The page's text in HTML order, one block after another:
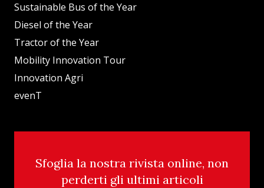
Sustainable Bus of the Year
Diesel of the Year
Tractor of the Year
Mobility Innovation Tour
Innovation Agri
evenT
Sfoglia la nostra rivista online, non
perderti gli ultimi articoli